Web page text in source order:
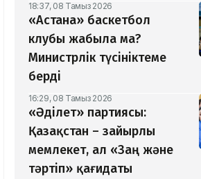
18:37, 08 Тамыз 2026
«Астана» баскетбол
клубы жабыла ма?
Министрлік түсініктеме
берді
16:29, 08 Тамыз 2026
«Әділет» партиясы:
Қазақстан – зайырлы
мемлекет, ал «Заң және
тәртіп» қағидаты